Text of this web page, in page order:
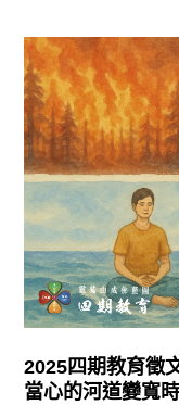
2025四期教育徵
當心的河道變寬時